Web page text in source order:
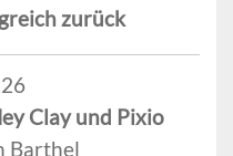
zurück
Clay und Pixio
Barthel